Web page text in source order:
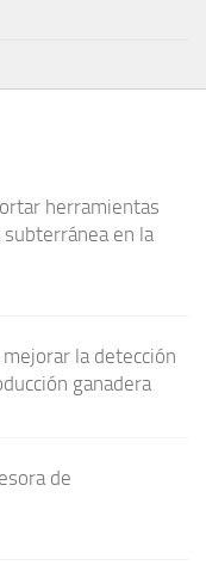
herramientas
en la
la detección
ganadera
de